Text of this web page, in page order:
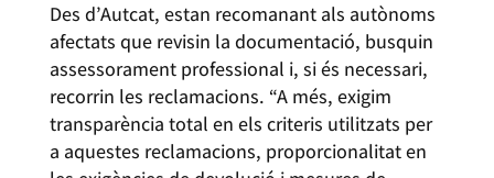
Des d’Autcat, estan recomanant als autònoms
afectats que revisin la documentació, busquin
assessorament professional i, si és necessari,
recorrin les reclamacions. “A més, exigim
transparència total en els criteris utilitzats per
a aquestes reclamacions, proporcionalitat en